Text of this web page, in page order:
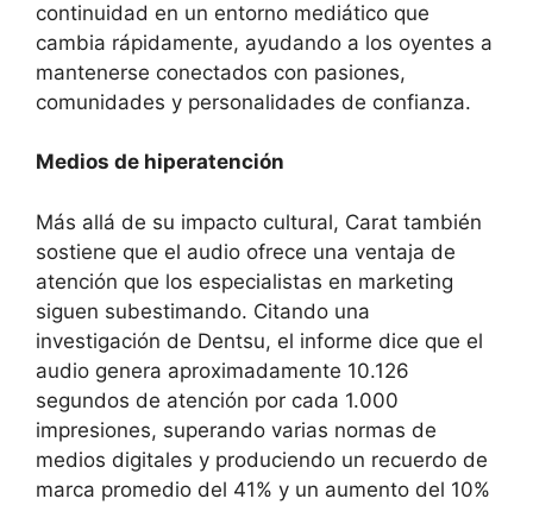
continuidad en un entorno mediático que
cambia rápidamente, ayudando a los oyentes a
mantenerse conectados con pasiones,
comunidades y personalidades de confianza.
Medios de hiperatención
Más allá de su impacto cultural, Carat también
sostiene que el audio ofrece una ventaja de
atención que los especialistas en marketing
siguen subestimando. Citando una
investigación de Dentsu, el informe dice que el
audio genera aproximadamente 10.126
segundos de atención por cada 1.000
impresiones, superando varias normas de
medios digitales y produciendo un recuerdo de
marca promedio del 41% y un aumento del 10%